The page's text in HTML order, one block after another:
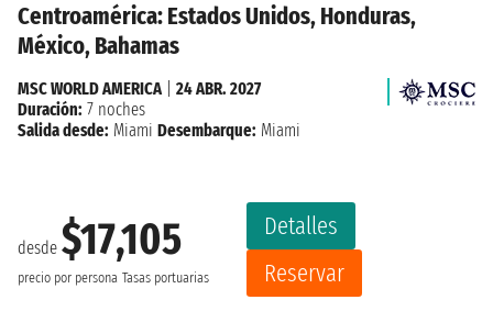
Centroamérica: Estados Unidos, Honduras,
México, Bahamas
desde $17,105
precio por persona Tasas portuarias
Detalles
Reservar
MSC WORLD AMERICA| 24 ABR. 2027
Duración: 7 noches
Salida desde: Miami Desembarque: Miami